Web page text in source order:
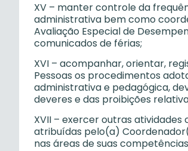
XV – manter controle da
administrativa bem como
Avaliação Especial de
comunicados de férias;
XVI – acompanhar, orientar,
Pessoas os procedimentos
administrativa e pedagógica,
deveres e das proibições
XVII – exercer outras
atribuídas pelo(a)
nas áreas de suas